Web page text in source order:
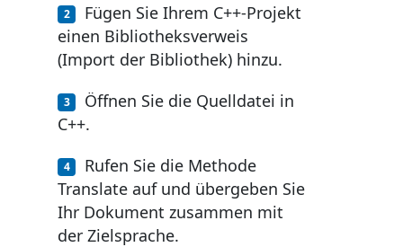
Fügen Sie Ihrem C++‑Projekt
einen Bibliotheksverweis
(Import der Bibliothek) hinzu.
Öffnen Sie die Quelldatei in
C++.
Rufen Sie die Methode
Translate auf und übergeben Sie
Ihr Dokument zusammen mit
der Zielsprache.